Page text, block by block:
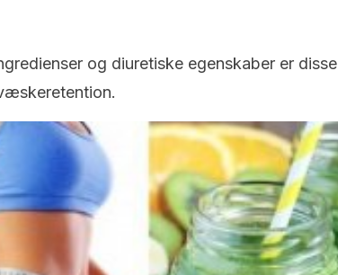
og diuretiske egenskaber er disse